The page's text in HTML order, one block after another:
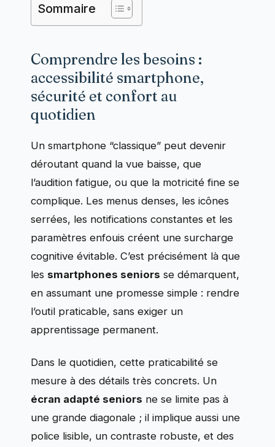
Sommaire
Comprendre les besoins :
accessibilité smartphone,
sécurité et confort au
quotidien
Un smartphone “classique” peut devenir
déroutant quand la vue baisse, que
l’audition fatigue, ou que la motricité fine se
complique. Les menus denses, les icônes
serrées, les notifications constantes et les
paramètres enfouis créent une surcharge
cognitive évitable. C’est précisément là que
les smartphones seniors se démarquent,
en assumant une promesse simple : rendre
l’outil praticable, sans exiger un
apprentissage permanent.
Dans le quotidien, cette praticabilité se
mesure à des détails très concrets. Un
écran adapté seniors ne se limite pas à
une grande diagonale ; il implique aussi une
police lisible, un contraste robuste, et des